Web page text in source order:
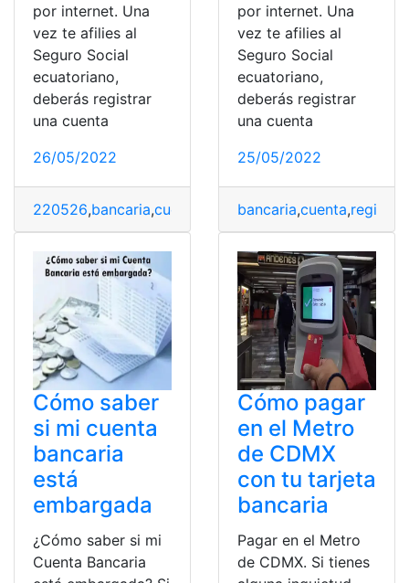
por internet. Una
vez te afilies al
Seguro Social
ecuatoriano,
deberás registrar
una cuenta
26/05/2022
220526,bancaria,cuenta registro,Requisitos,Tramites
por internet. Una
vez te afilies al
Seguro Social
ecuatoriano,
deberás registrar
una cuenta
25/05/2022
bancaria,cuenta,registro
Cómo saber
si mi cuenta
bancaria
está
embargada
¿Cómo saber si mi
Cuenta Bancaria
Cómo pagar
en el Metro
de CDMX
con tu tarjeta
bancaria
Pagar en el Metro
de CDMX. Si tienes